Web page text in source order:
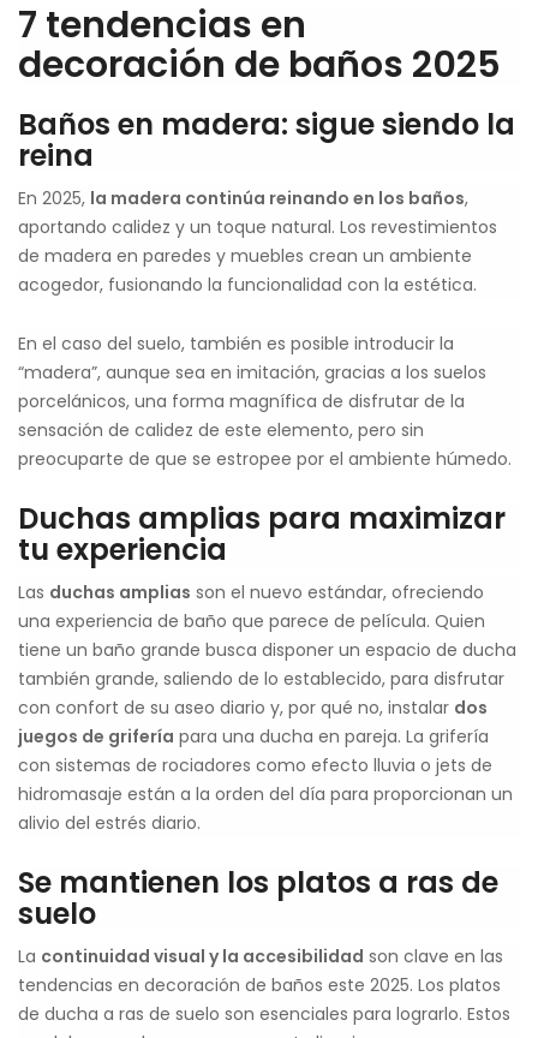
7 tendencias en
decoración de baños 2025
Baños en madera: sigue siendo la
reina
En 2025, la madera continúa reinando en los baños,
aportando calidez y un toque natural. Los revestimientos
de madera en paredes y muebles crean un ambiente
acogedor, fusionando la funcionalidad con la estética.
En el caso del suelo, también es posible introducir la
“madera”, aunque sea en imitación, gracias a los suelos
porcelánicos, una forma magnífica de disfrutar de la
sensación de calidez de este elemento, pero sin
preocuparte de que se estropee por el ambiente húmedo.
Duchas amplias para maximizar
tu experiencia
Las duchas amplias son el nuevo estándar, ofreciendo
una experiencia de baño que parece de película. Quien
tiene un baño grande busca disponer un espacio de ducha
también grande, saliendo de lo establecido, para disfrutar
con confort de su aseo diario y, por qué no, instalar dos
juegos de grifería para una ducha en pareja. La grifería
con sistemas de rociadores como efecto lluvia o jets de
hidromasaje están a la orden del día para proporcionan un
alivio del estrés diario.
Se mantienen los platos a ras de
suelo
La continuidad visual y la accesibilidad son clave en las
tendencias en decoración de baños este 2025. Los platos
de ducha a ras de suelo son esenciales para lograrlo. Estos